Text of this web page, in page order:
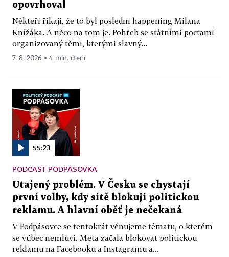
opovrhoval
Někteří říkají, že to byl poslední happening Milana
Knížáka. A něco na tom je. Pohřeb se státními poctami
organizovaný těmi, kterými slavný...
7. 8. 2026 ▪ 4 min. čtení
55:23
PODCAST PODPÁSOVKA
Utajený problém. V Česku se chystají
první volby, kdy sítě blokují politickou
reklamu. A hlavní oběť je nečekaná
V Podpásovce se tentokrát věnujeme tématu, o kterém
se vůbec nemluví. Meta začala blokovat politickou
reklamu na Facebooku a Instagramu a...